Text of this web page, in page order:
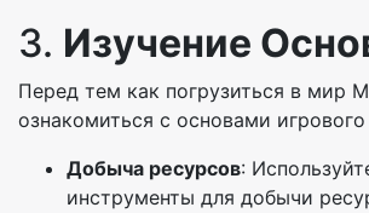
3. Изучение
Перед тем как погрузиться в мир
ознакомиться с основами
Добыча ресурсов:
инструменты для добычи